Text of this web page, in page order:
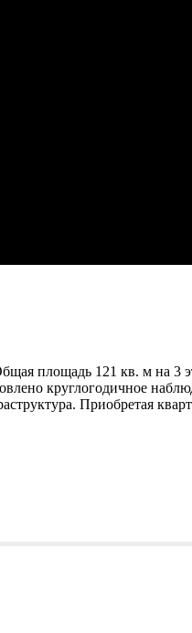
площадь 121 кв. м на
круглогодичное
Приобретая